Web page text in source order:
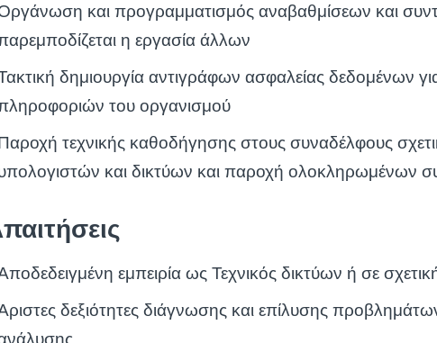
και προγραμματισμός αναβαθμίσεων και
η εργασία άλλων
δημιουργία αντιγράφων ασφαλείας δεδομένων
του οργανισμού
τεχνικής καθοδήγησης στους συναδέλφους
και δικτύων και παροχή ολοκληρωμένων
εμπειρία ως Τεχνικός δικτύων ή σε
δεξιότητες διάγνωσης και επίλυσης